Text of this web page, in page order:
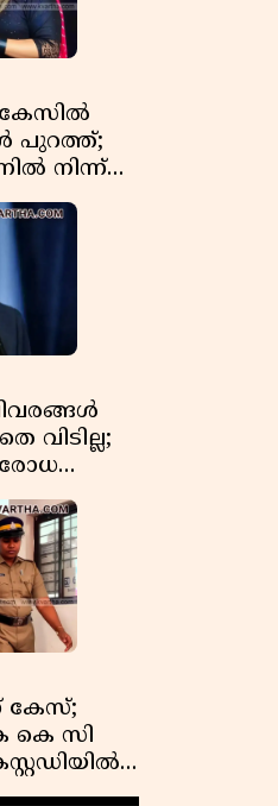
പുറത്ത്;
നിന്ന്
വിടില്ല;
കേസ്;
കെ സി